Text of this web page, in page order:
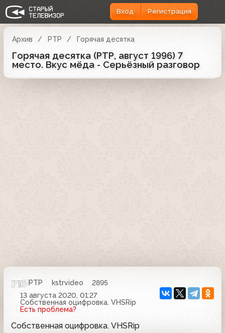
Вход Регистрация
Архив РТР Горячая десятка
Горячая десятка (РТР, август 1996) 7
место. Вкус мёда - Серьёзный разговор
РТР kstrvideo
2895
13 августа 2020, 01:27
Собственная оцифровка. VHSRip
Есть проблема?
Собственная оцифровка. VHSRip